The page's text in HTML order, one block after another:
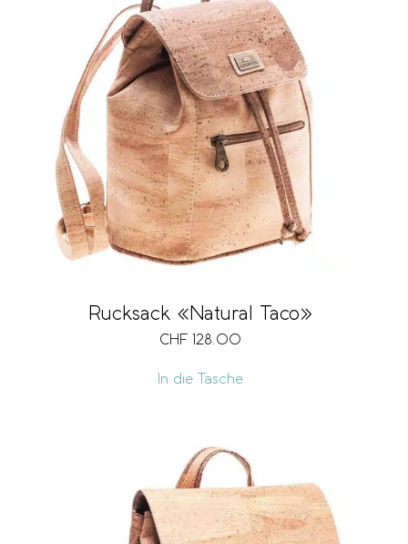
Rucksack «Natural Taco»
CHF 128.00
In die Tasche